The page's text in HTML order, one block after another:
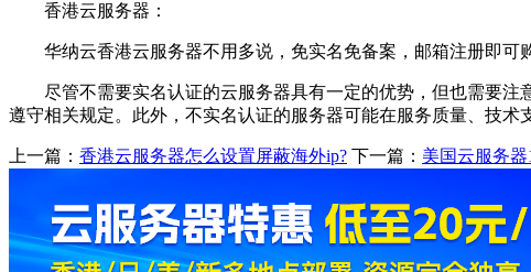
香港云服务器：
华纳云香港云服务器不用多说，免实名免备案，邮箱注册即可购
尽管不需要实名认证的云服务器具有一定的优势，但也需要注
遵守相关规定。此外，不实名认证的服务器可能在服务质量、技术
上一篇： 香港云服务器怎么设置屏蔽海外ip? 下一篇： 美国云服务器